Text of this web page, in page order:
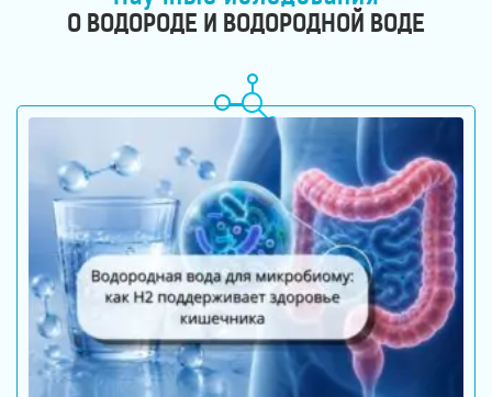
О ВОДОРОДЕ И ВОДОРОДНОЙ ВОДЕ